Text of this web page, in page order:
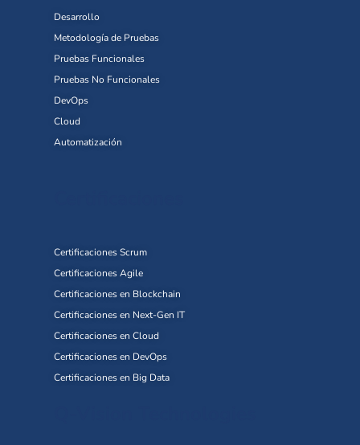
Desarrollo
Metodología de Pruebas
Pruebas Funcionales
Pruebas No Funcionales
DevOps
Cloud
Automatización
Certificaciones Scrum
Certificaciones Agile
Certificaciones en Blockchain
Certificaciones en Next-Gen IT
Certificaciones en Cloud
Certificaciones en DevOps
Certificaciones en Big Data